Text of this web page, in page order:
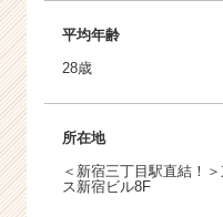
平均年齢
28歳
所在地
＜新宿三丁目駅直結！
ス新宿ビル8F